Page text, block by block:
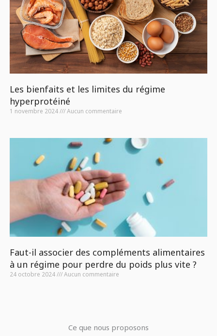
Les bienfaits et les limites du régime
hyperprotéiné
1 novembre 2024 Aucun commentaire
Faut-il associer des compléments alimentaires
à un régime pour perdre du poids plus vite ?
24 octobre 2024 Aucun commentaire
Ce que nous proposons